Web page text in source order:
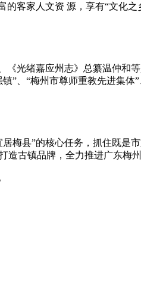
客家人文资 源，享有“文化之
光绪嘉应州志》总纂温仲和
”、“梅州市尊师重教先进集体
梅县”的核心任务，抓住既是
古镇品牌，全力推进广东梅